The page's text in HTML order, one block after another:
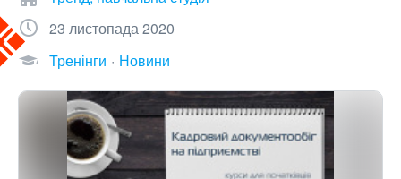
23 листопада 2020
Тренінги
Новини